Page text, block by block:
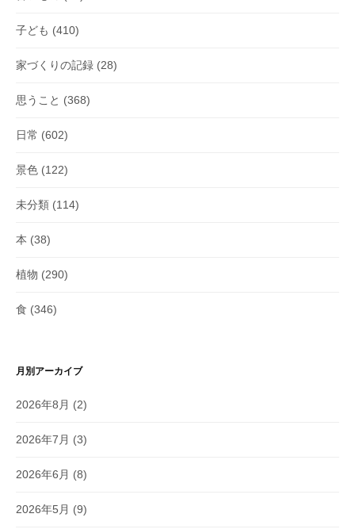
子ども (410)
家づくりの記録 (28)
思うこと (368)
日常 (602)
景色 (122)
未分類 (114)
本 (38)
植物 (290)
食 (346)
月別アーカイブ
2026年8月 (2)
2026年7月 (3)
2026年6月 (8)
2026年5月 (9)